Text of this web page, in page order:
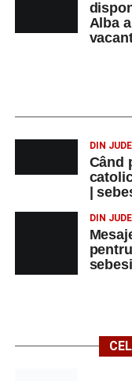
Alba
DIN
Când
|
DIN